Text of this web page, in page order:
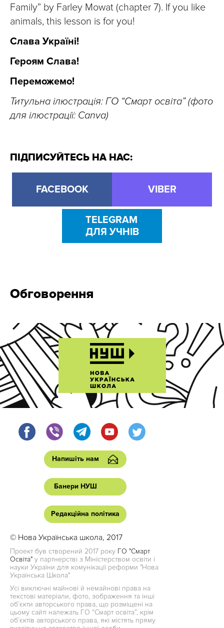
Family” by Farley Mowat (chapter 7). If you like
animals, this lesson is for you!
Слава Україні!
Героям Слава!
Переможемо!
Титульна ілюстрація: ГО “Смарт освіта” (фото
для ілюстрації: Canva)
ПІДПИСУЙТЕСЬ НА НАС:
FACEBOOK VIBER
TELEGRAM
ДЛЯ УЧНІВ
Обговорення
Напишіть нам
Банери НУШ
Редакційна політика
© Нова Українська школа, 2017
Проект був створений 2017 року ГО "Смарт
Освіта" у партнерстві з Міністерством освіти і
науки України для комунікації реформи "Нова
Українська Школа"
Усі виключні майнові й немайнові права на
текстові матеріали, фото, зображення та інші
об’єкти авторського права, що розміщені на
цьому сайті належать ГО “Смарт освіта”, крім
об’єктів авторського права, які містять пряму